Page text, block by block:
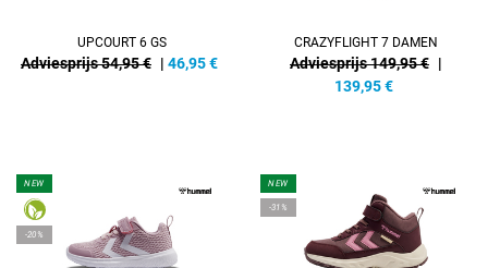
UPCOURT 6 GS
Adviesprijs 54,95 € | 46,95€
CRAZYFLIGHT 7 DAMEN
Adviesprijs 149,95 € |
139,95 €
NEW
-20%
NEW
-31%